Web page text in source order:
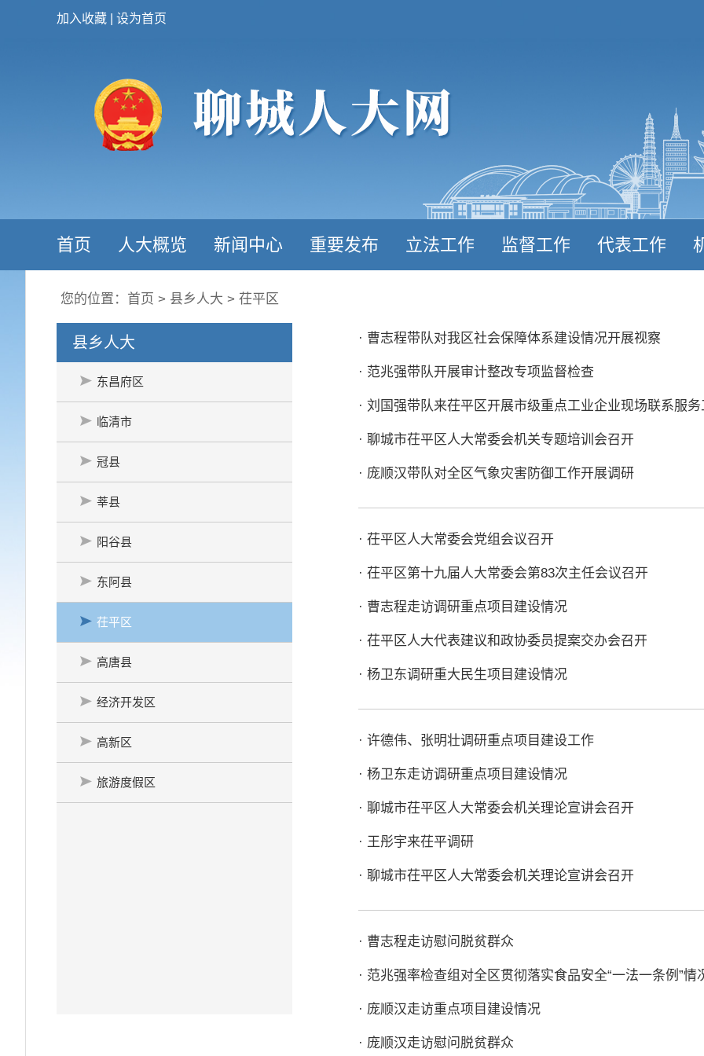
加入收藏 设为首页
首页 人大概览 新闻中心 重要发布 立法工作 监督工作 代表工作
您的位置： 首页 > 县乡人大 > 茌平区
县乡人大
东昌府区
临清市
冠县
莘县
阳谷县
东阿县
茌平区
高唐县
经济开发区
高新区
旅游度假区
· 曹志程带队对我区社会保障体系建设情况开展视察
· 范兆强带队开展审计整改专项监督检查
· 刘国强带队来茌平区开展市级重点工业企业现场联系服
· 聊城市茌平区人大常委会机关专题培训会召开
· 庞顺汉带队对全区气象灾害防御工作开展调研
· 茌平区人大常委会党组会议召开
· 茌平区第十九届人大常委会第83次主任会议召开
· 曹志程走访调研重点项目建设情况
· 茌平区人大代表建议和政协委员提案交办会召开
· 杨卫东调研重大民生项目建设情况
· 许德伟、张明壮调研重点项目建设工作
· 杨卫东走访调研重点项目建设情况
· 聊城市茌平区人大常委会机关理论宣讲会召开
· 王彤宇来茌平调研
· 聊城市茌平区人大常委会机关理论宣讲会召开
· ​曹志程走访慰问脱贫群众
· 范兆强率检查组对全区贯彻落实食品安全“一法一条例”情
· 庞顺汉走访重点项目建设情况
· 庞顺汉走访慰问脱贫群众